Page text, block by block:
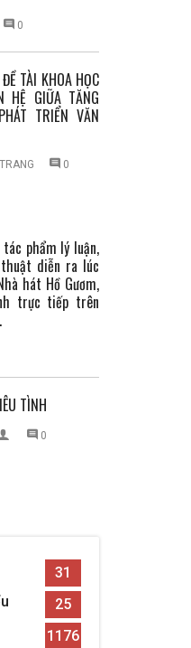
0
TÀI KHOA HỌC
HỆ GIỮA TĂNG
TRIỂN VĂN
0
phẩm lý luận,
diễn ra lúc
hát Hồ Gươm,
trực tiếp trên
TÌNH
0
31
25
1176